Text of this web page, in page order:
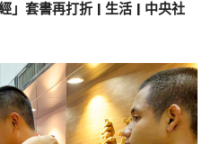
」套書再打折 | 生活 | 中央社